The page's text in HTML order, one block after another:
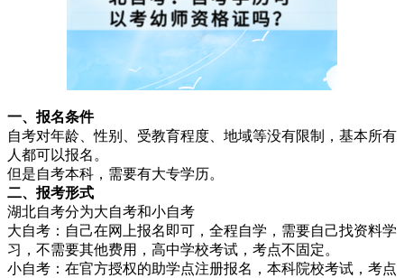
一、报名条件
自考对年龄、性别、受教育程度、地域等没有限制，基本所有
人都可以报名。
但是自考本科，需要有大专学历。
二、报考形式
湖北自考分为大自考和小自考
大自考：自己在网上报名即可，全程自学，需要自己找资料学
习，不需要其他费用，高中学校考试，考点不固定。
小自考：在官方授权的助学点注册报名，本科院校考试，考点